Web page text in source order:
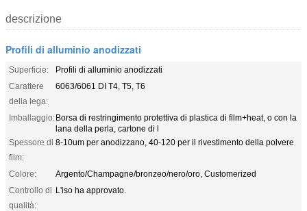
descrizione
Profili di alluminio anodizzati
Superficie:
Profili di alluminio anodizzati
Carattere
della lega:
6063/6061 DI T4, T5, T6
Imballaggio:Borsa di restringimento protettiva di plastica di film+heat, o con la
lana della perla, cartone di l
Spessore di
film:
8-10um per anodizzano, 40-120 per il rivestimento della polvere
Colore:
Argento/Champagne/bronzeo/nero/oro, Customerized
Controllo di
qualità:
L'iso ha approvato.